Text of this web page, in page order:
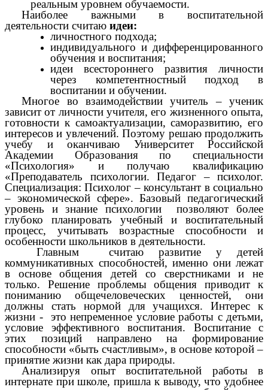
реальным уровнем обучаемости.
Наиболее важными в воспитательной
деятельности считаю идеи:
личностного подхода;
индивидуального и дифференцированного
обучения и воспитания;
идеи всестороннего развития личности
через компетентностный подход в
воспитании и обучении.
Многое во взаимодействии учитель – ученик
зависит от личности учителя, его жизненного опыта,
готовности к самоактуализации, саморазвитию, его
интересов и увлечений. Поэтому решаю продолжить
учебу и оканчиваю Университет Российской
Академии Образования по специальности
«Психология» и получаю квалификацию
«Преподаватель психологии. Педагог – психолог.
Специализация: Психолог – консультант в социально
– экономической сфере». Базовый педагогический
уровень и знание психологии позволяют более
глубоко планировать учебный и воспитательный
процесс, учитывать возрастные способности и
особенности школьников в деятельности.
Главным считаю развитие у детей
коммуникативных способностей, именно они лежат
в основе общения детей со сверстниками и не
только. Решение проблемы общения приводит к
пониманию общечеловеческих ценностей, они
должны стать нормой для учащихся. Интерес к
жизни - это непременное условие работы с детьми,
условие эффективного воспитания. Воспитание с
этих позиций направлено на формирование
способности «быть счастливым», в основе которой –
принятие жизни как дара природы.
Анализируя опыт воспитательной работы в
интернате при школе, пришла к выводу, что удобнее